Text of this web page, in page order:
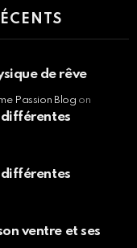
de rêve
Passion Blog on
différentes
différentes
ventre et ses